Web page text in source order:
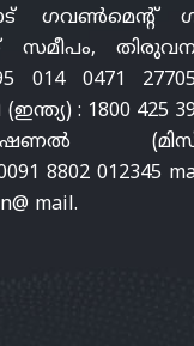
ഗവൺമെന്റ്
സമീപം,
014 0471
: 1800 425
8802 012345
mail.